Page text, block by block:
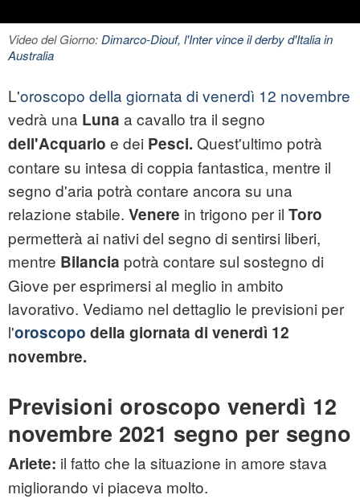
Video del Giorno:Dimarco-Diouf, l'Inter vince il derby d'Italia in
Australia
L'oroscopo della giornata di venerdì 12 novembre
vedrà una Luna a cavallo tra il segno
dell'Acquario e dei Pesci. Quest'ultimo potrà
contare su intesa di coppia fantastica, mentre il
segno d'aria potrà contare ancora su una
relazione stabile. Venere in trigono per il Toro
permetterà ai nativi del segno di sentirsi liberi,
mentre Bilancia potrà contare sul sostegno di
Giove per esprimersi al meglio in ambito
lavorativo. Vediamo nel dettaglio le previsioni per
l'oroscopo della giornata di venerdì 12
novembre.
Previsioni oroscopo venerdì 12
novembre 2021 segno per segno
Ariete: il fatto che la situazione in amore stava
migliorando vi piaceva molto.